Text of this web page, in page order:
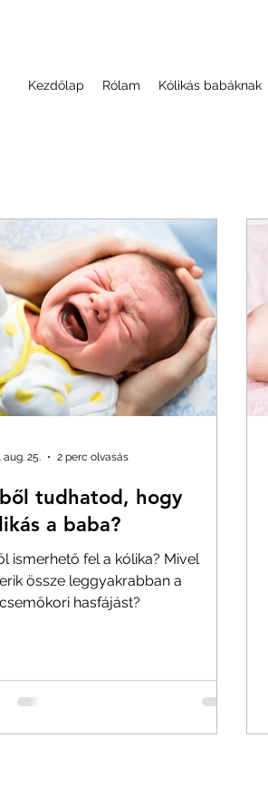
Kezdőlap Rólam Kólikás babáknak
tudhatod, hogy
a baba?
ismerhető fel a kólika? Mivel
össze leggyakrabban a
hasfájást?
aug. 25. 2 perc olvasás